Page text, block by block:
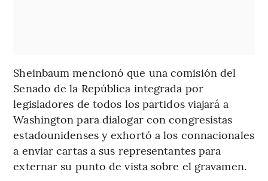
Sheinbaum mencionó que una comisión del
Senado de la República integrada por
legisladores de todos los partidos viajará a
Washington para dialogar con congresistas
estadounidenses y exhortó a los connacionales
a enviar cartas a sus representantes para
externar su punto de vista sobre el gravamen.